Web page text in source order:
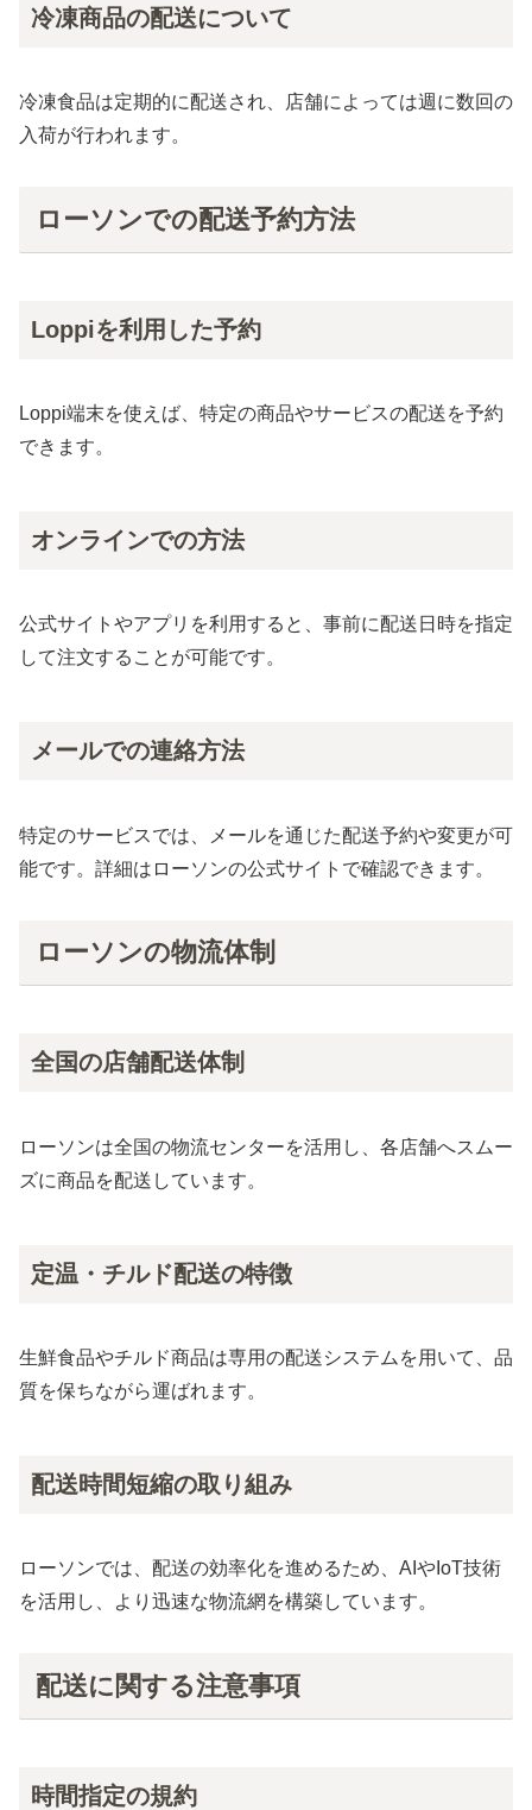
冷凍商品の配送について
冷凍食品は定期的に配送され、店舗によっては週に数回の
入荷が行われます。
ローソンでの配送予約方法
Loppiを利用した予約
Loppi端末を使えば、特定の商品やサービスの配送を予約
できます。
オンラインでの方法
公式サイトやアプリを利用すると、事前に配送日時を指定
して注文することが可能です。
メールでの連絡方法
特定のサービスでは、メールを通じた配送予約や変更が可
能です。詳細はローソンの公式サイトで確認できます。
ローソンの物流体制
全国の店舗配送体制
ローソンは全国の物流センターを活用し、各店舗へスムー
ズに商品を配送しています。
定温・チルド配送の特徴
生鮮食品やチルド商品は専用の配送システムを用いて、品
質を保ちながら運ばれます。
配送時間短縮の取り組み
ローソンでは、配送の効率化を進めるため、AIやIoT技術
を活用し、より迅速な物流網を構築しています。
配送に関する注意事項
時間指定の規約